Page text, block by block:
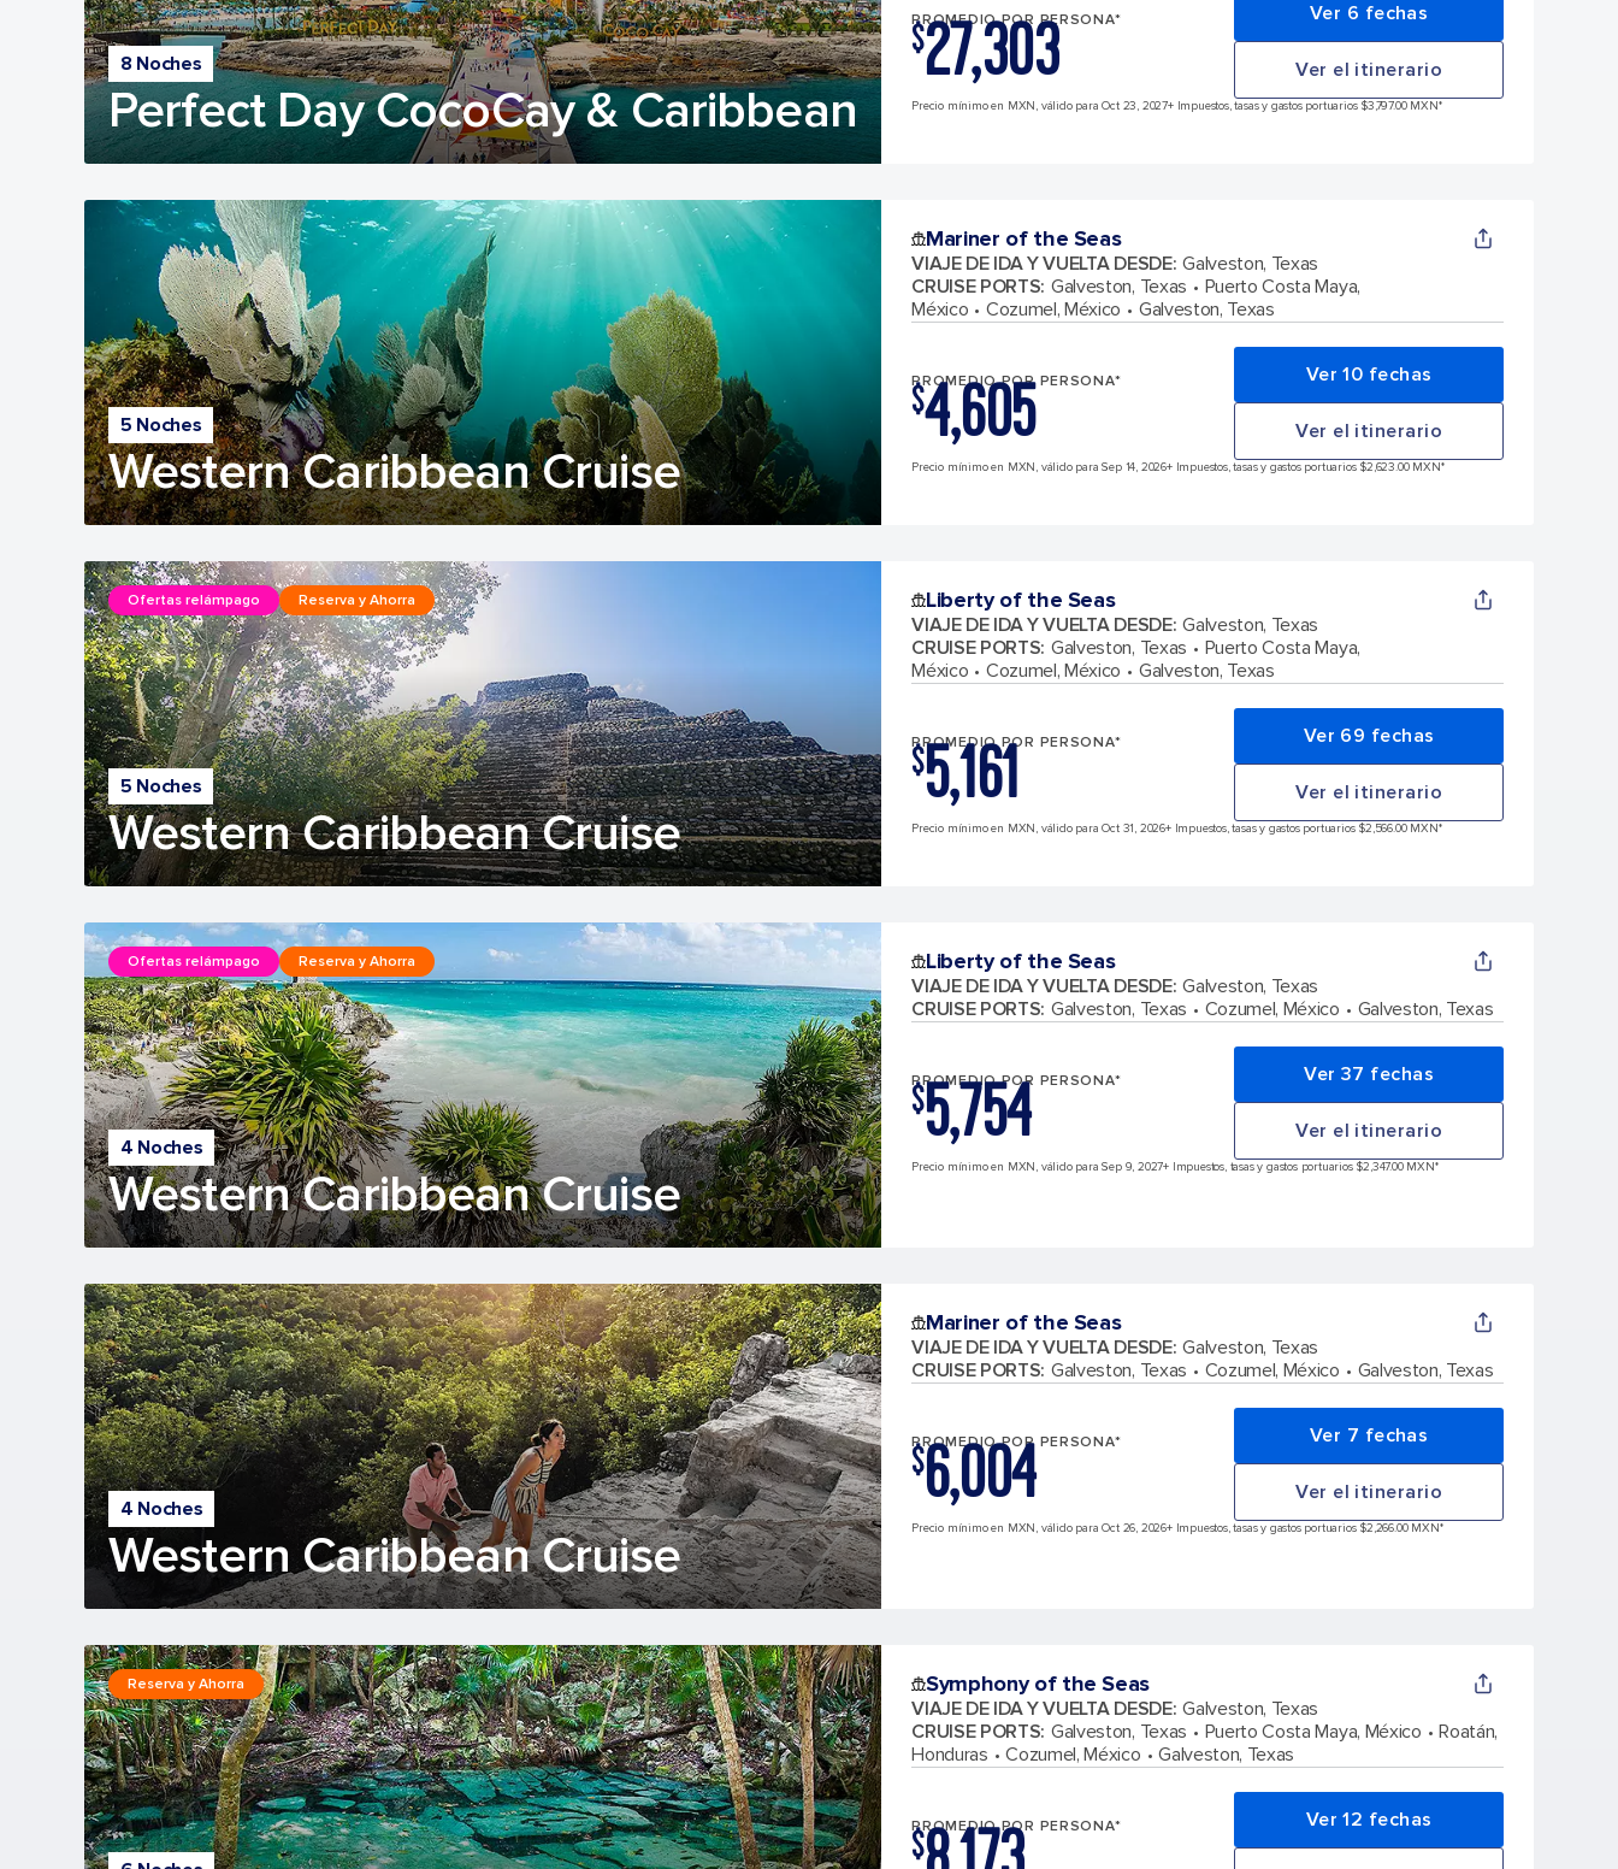
8 Noches
Perfect Day CocoCay & Caribbean
PROMEDIO POR PERSONA*
$27,303 Ver 6 fechas
Ver el itinerario
Precio mínimo en MXN, válido para Oct 23, 2027+ Impuestos, tasas y gastos portuarios $3,797.00 MXN*
5 Noches
Western Caribbean Cruise
Mariner of the Seas
VIAJE DE IDA Y VUELTA DESDE: Galveston, Texas
CRUISE PORTS: Galveston, Texas
Puerto Costa Maya,
México
Cozumel, México Galveston, Texas
PROMEDIO POR PERSONA*
$4,605 Ver 10 fechas
Ver el itinerario
Precio mínimo en MXN, válido para Sep 14, 2026+ Impuestos, tasas y gastos portuarios $2,623.00 MXN*
5 Noches
Western Caribbean Cruise
Ofertas relámpago Reserva y Ahorra Liberty of the Seas
VIAJE DE IDA Y VUELTA DESDE: Galveston, Texas
CRUISE PORTS: Galveston, Texas
Puerto Costa Maya,
México
Cozumel, México Galveston, Texas
PROMEDIO POR PERSONA*
$5,161 Ver 69 fechas
Ver el itinerario
Precio mínimo en MXN, válido para Oct 31, 2026+ Impuestos, tasas y gastos portuarios $2,566.00 MXN*
4 Noches
Western Caribbean Cruise
Ofertas relámpago Reserva y Ahorra Liberty of the Seas
VIAJE DE IDA Y VUELTA DESDE: Galveston, Texas
CRUISE PORTS: Galveston, Texas Cozumel, México Galveston, Texas
PROMEDIO POR PERSONA*
$5,754 Ver 37 fechas
Ver el itinerario
Precio mínimo en MXN, válido para Sep 9, 2027+ Impuestos, tasas y gastos portuarios $2,347.00 MXN*
4 Noches
Western Caribbean Cruise
Mariner of the Seas
VIAJE DE IDA Y VUELTA DESDE: Galveston, Texas
CRUISE PORTS: Galveston, Texas Cozumel, México Galveston, Texas
PROMEDIO POR PERSONA*
$6,004 Ver 7 fechas
Ver el itinerario
Precio mínimo en MXN, válido para Oct 26, 2026+ Impuestos, tasas y gastos portuarios $2,266.00 MXN*
Reserva y Ahorra Symphony of the Seas
VIAJE DE IDA Y VUELTA DESDE: Galveston, Texas
CRUISE PORTS: Galveston, Texas Puerto Costa Maya, México
Roatán,
Honduras
Cozumel, México Galveston, Texas
PROMEDIO POR PERSONA*
$
Ver 12 fechas